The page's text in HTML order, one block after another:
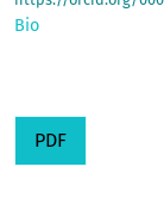
Bio
PDF